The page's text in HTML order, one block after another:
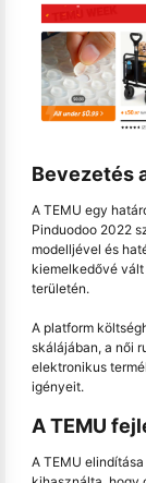
Bevezetés
A TEMU egy
Pinduodoo 2022
modelljével és
kiemelkedővé
területén.
A platform
skálájában, a női
elektronikus
igényeit.
A TEMU
A TEMU